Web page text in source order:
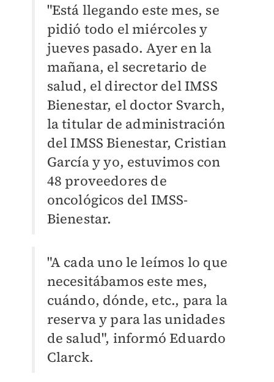
"Está llegando este mes, se
pidió todo el miércoles y
jueves pasado. Ayer en la
mañana, el secretario de
salud, el director del IMSS
Bienestar, el doctor Svarch,
la titular de administración
del IMSS Bienestar, Cristian
García y yo, estuvimos con
48 proveedores de
oncológicos del IMSS-
Bienestar.
"A cada uno le leímos lo que
necesitábamos este mes,
cuándo, dónde, etc., para la
reserva y para las unidades
de salud", informó Eduardo
Clarck.